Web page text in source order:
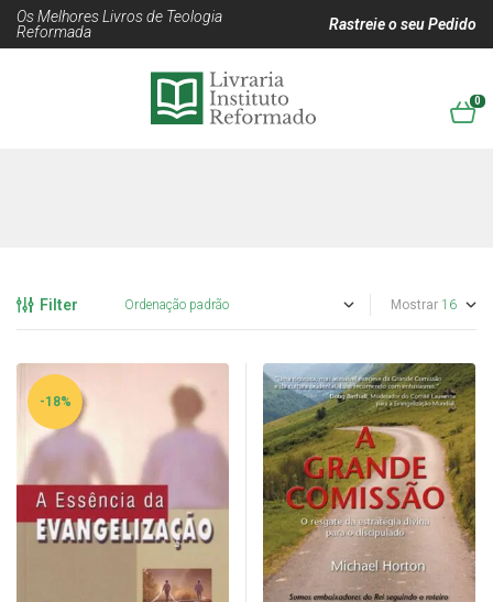
Os Melhores Livros de Teologia
Reformada
Rastreie o seu Pedido
0
Filter Mostrar
-18%